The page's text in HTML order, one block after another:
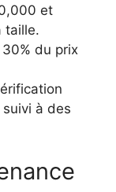
et
taille.
du prix
à des